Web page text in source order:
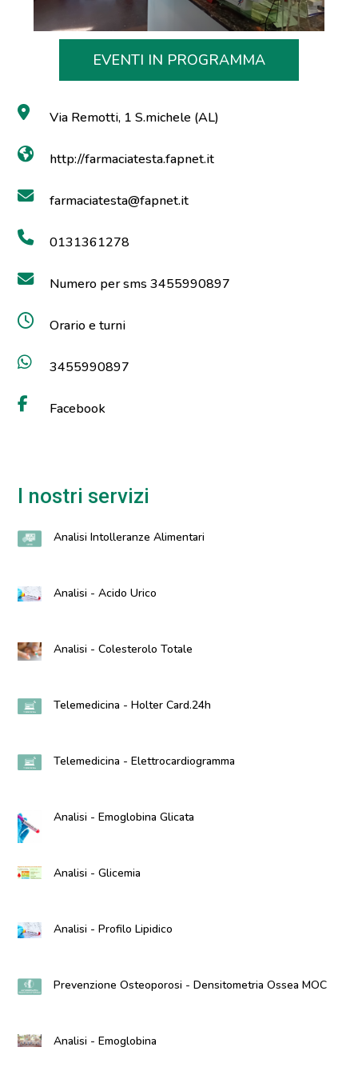
EVENTI IN PROGRAMMA
Via Remotti, 1 S.michele (AL)
http://farmaciatesta.fapnet.it
farmaciatesta@fapnet.it
0131361278
Numero per sms 3455990897
Orario e turni
3455990897
Facebook
I nostri servizi
Analisi Intolleranze Alimentari
Analisi - Acido Urico
Analisi - Colesterolo Totale
Telemedicina - Holter Card.24h
Telemedicina - Elettrocardiogramma
Analisi - Emoglobina Glicata
Analisi - Glicemia
Analisi - Profilo Lipidico
Prevenzione Osteoporosi - Densitometria Ossea MOC
Analisi - Emoglobina